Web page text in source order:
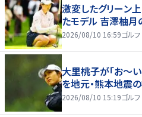
激変したグリーン
たモデル 吉澤柚月
2026/08/10 16:59ゴルフ
大里桃子が「お～
を地元・熊本地震
2026/08/10 15:19ゴルフ